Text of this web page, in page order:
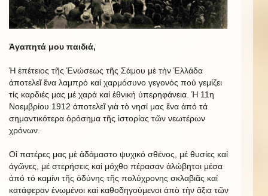
Ἀγαπητά μου παιδιά,
Ἡ ἐπέτειος τῆς Ἑνώσεως τῆς Σάμου μὲ τὴν Ἑλλάδα
ἀποτελεῖ ἕνα λαμπρό καί χαρμόσυνο γεγονός πού γεμίζει
τίς καρδιές μας μέ χαρά καί ἐθνική ὑπερηφάνεια. Ἡ 11η
Νοεμβρίου 1912 ἀποτελεῖ γιὰ τὸ νησί μας ἕνα ἀπό τά
σημαντικότερα ὁρόσημα τῆς ἱστορίας τῶν νεωτέρων
χρόνων.
Οἱ πατέρες μας μὲ ἀδάμαστο ψυχικό σθένος, μέ θυσίες καί
ἀγῶνες, μέ στερήσεις καί μόχθο πέρασαν ἀλώβητοι μέσα
ἀπό τό καμίνι τῆς ὀδύνης τῆς πολύχρονης σκλαβιᾶς καί
κατάφεραν ἑνωμένοι καί καθοδηγούμενοι ἀπὸ τὴν ἄξια τῶν